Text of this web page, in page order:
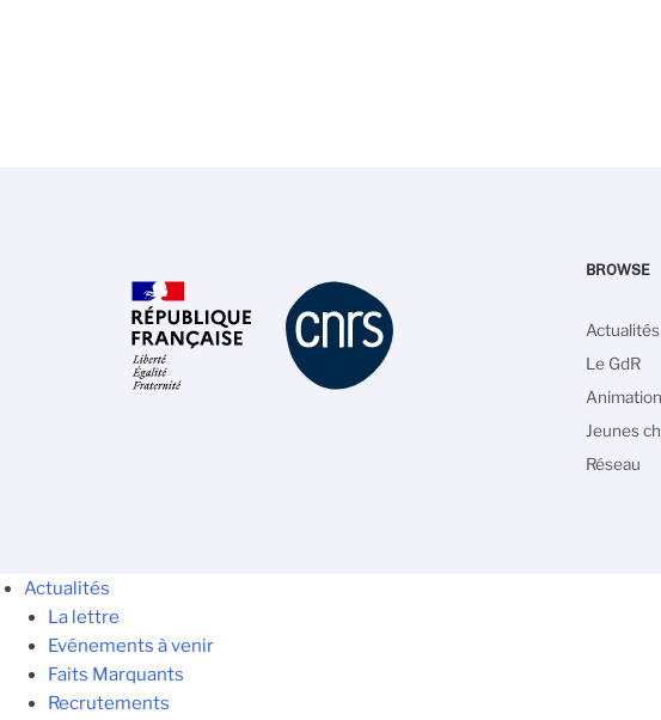
BROWSE
Actualités
Le GdR
Jeunes
Réseau
Actualités
La lettre
Evénements à venir
Faits Marquants
Recrutements